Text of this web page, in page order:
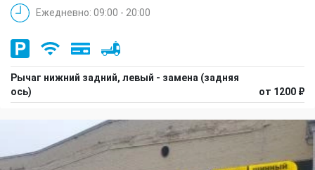
Ежедневно: 09:00 - 20:00
Рычаг нижний задний, левый - замена (задняя
ось)
от 1200 ₽